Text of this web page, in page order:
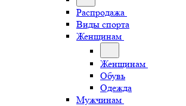
Распродажа
Виды спорта
Женщинам
Женщинам
Обувь
Одежда
Мужчинам